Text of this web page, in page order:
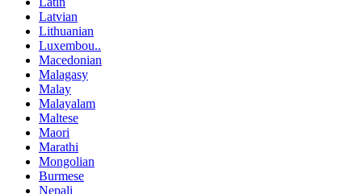
Latvian
Lithuanian
Luxembou..
Macedonian
Malagasy
Malay
Malayalam
Maltese
Maori
Marathi
Mongolian
Burmese
Nepali